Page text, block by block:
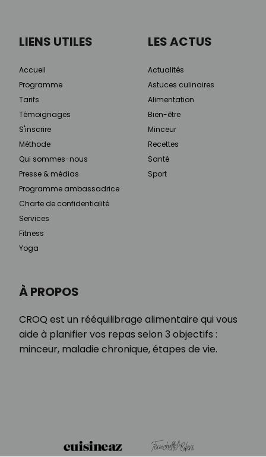
À PROPOS
CROQ est un rééquilibrage alimentaire qui vous
aide à planifier vos repas selon 3 objectifs :
minceur, maladie chronique, étapes de vie.
LIENS UTILES
Accueil
Programme
Tarifs
Témoignages
S'inscrire
Méthode
Qui sommes-nous
Presse & médias
Programme ambassadrice
Charte de confidentialité
Services
Fitness
Yoga
LES ACTUS
Actualités
Astuces culinaires
Alimentation
Bien-être
Minceur
Recettes
Santé
Sport